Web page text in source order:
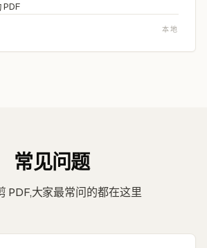
PDF
本地
常见问题
PDF,大家最常问的都在这里